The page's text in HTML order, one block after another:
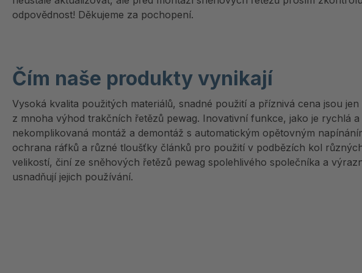
odpovědnost! Děkujeme za pochopení.
Čím naše produkty vynikají
Vysoká kvalita použitých materiálů, snadné použití a příznivá cena jsou jen
z mnoha výhod trakčních řetězů pewag. Inovativní funkce, jako je rychlá a
nekomplikovaná montáž a demontáž s automatickým opětovným
ochrana ráfků a různé tloušťky článků pro použití v podbězích kol
velikostí, činí ze sněhových řetězů pewag spolehlivého společníka a
usnadňují jejich používání.